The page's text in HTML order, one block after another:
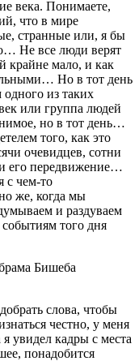
века. Понимаете,
что в мире
странные или, я бы
Не все люди верят
крайне мало, и как
Но в тот день
из таких
или группа людей
но в тот день…
того, как это
очевидцев, сотни
его передвижение…
с чем-то
же, когда мы
и раздуваем
того дня
Бишеба
слова, чтобы
честно, у меня
увидел кадры с места
понадобится